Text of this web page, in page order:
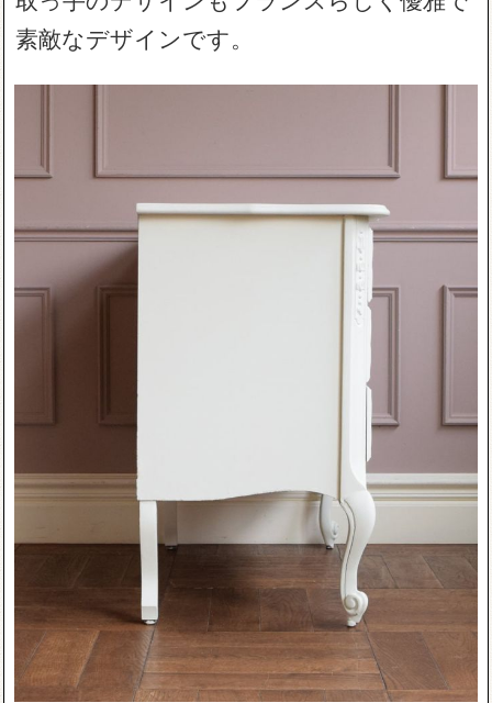
素敵なデザインです。